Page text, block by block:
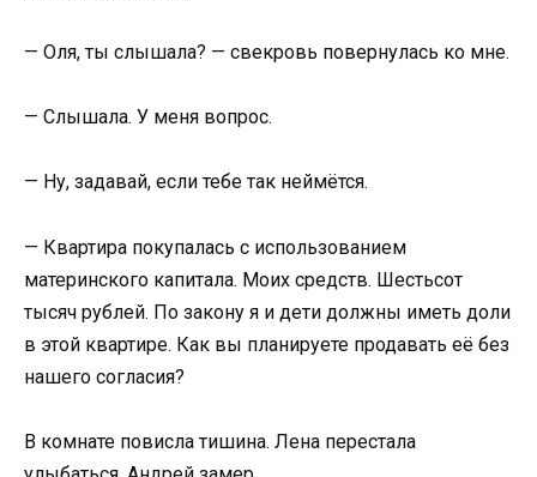
— Оля, ты слышала? — свекровь повернулась ко мне.
— Слышала. У меня вопрос.
— Ну, задавай, если тебе так неймётся.
— Квартира покупалась с использованием
материнского капитала. Моих средств. Шестьсот
тысяч рублей. По закону я и дети должны иметь доли
в этой квартире. Как вы планируете продавать её без
нашего согласия?
В комнате повисла тишина. Лена перестала